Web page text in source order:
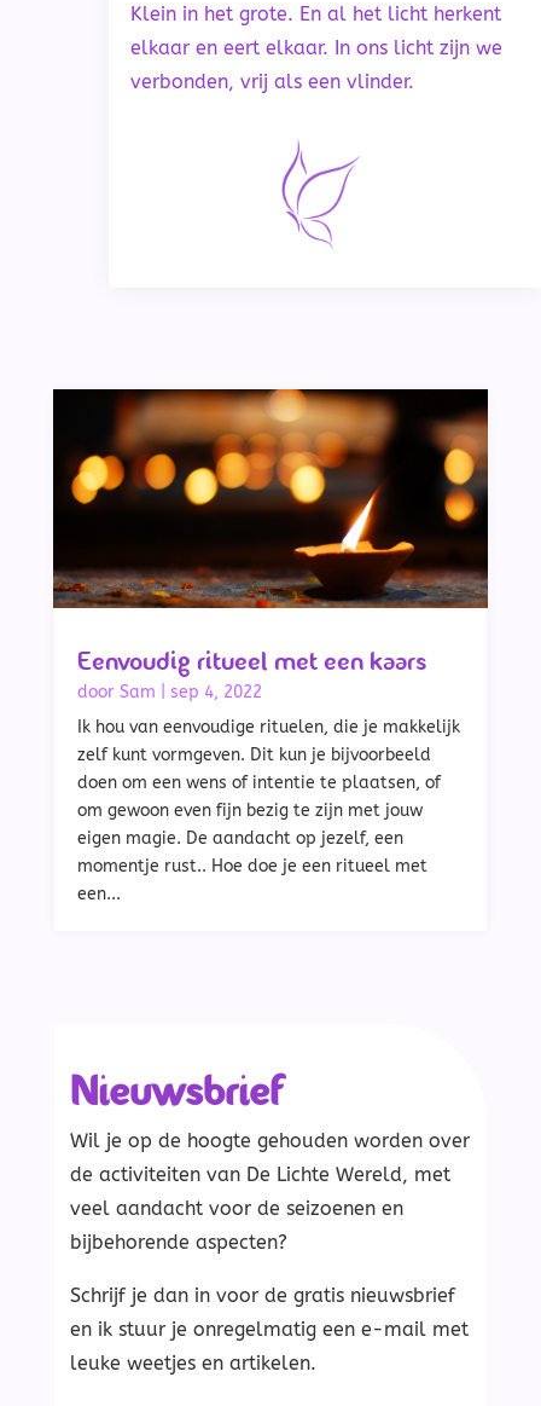
Klein in het grote. En al het licht herkent
elkaar en eert elkaar. In ons licht zijn we
verbonden, vrij als een vlinder.
Eenvoudig ritueel met een kaars
door Sam
sep 4, 2022
Ik hou van eenvoudige rituelen, die je makkelijk
zelf kunt vormgeven. Dit kun je bijvoorbeeld
doen om een wens of intentie te plaatsen, of
om gewoon even fijn bezig te zijn met jouw
eigen magie. De aandacht op jezelf, een
momentje rust.. Hoe doe je een ritueel met
een...
Nieuwsbrief
Wil je op de hoogte gehouden worden over
de activiteiten van De Lichte Wereld, met
veel aandacht voor de seizoenen en
bijbehorende aspecten?
Schrijf je dan in voor de gratis nieuwsbrief
en ik stuur je onregelmatig een e-mail met
leuke weetjes en artikelen.